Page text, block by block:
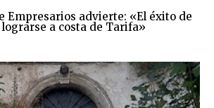
Empresarios advierte: «El éxito de
lograrse a costa de Tarifa»